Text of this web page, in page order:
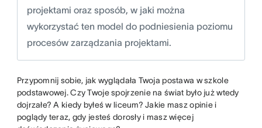
projektami oraz sposób, w jaki można
wykorzystać ten model do podniesienia poziomu
procesów zarządzania projektami.
Przypomnij sobie, jak wyglądała Twoja postawa w szkole
podstawowej. Czy Twoje spojrzenie na świat było już wtedy
dojrzałe? A kiedy byłeś w liceum? Jakie masz opinie i
poglądy teraz, gdy jesteś dorosły i masz więcej